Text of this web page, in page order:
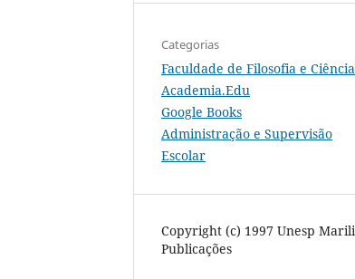
Categorias
Faculdade de Filosofia e
Academia.Edu
Google Books
Administração e Supervisão
Escolar
Copyright (c) 1997 Unesp
Publicações